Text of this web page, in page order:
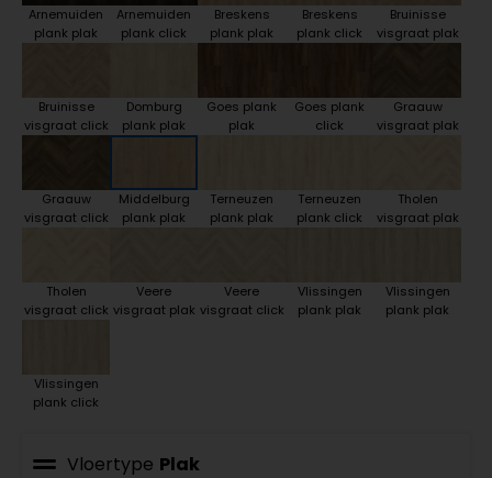
Arnemuiden
plank plak
Arnemuiden
plank click
Breskens
plank plak
Breskens
plank click
Bruinisse
visgraat plak
Bruinisse
visgraat click
Domburg
plank plak
Goes plank
plak
Goes plank
click
Graauw
visgraat plak
Graauw
visgraat click
Middelburg
plank plak
Terneuzen
plank plak
Terneuzen
plank click
Tholen
visgraat plak
Tholen
visgraat click
Veere
visgraat plak
Veere
visgraat click
Vlissingen
plank plak
Vlissingen
plank plak
Vlissingen
plank click
Vloertype Plak